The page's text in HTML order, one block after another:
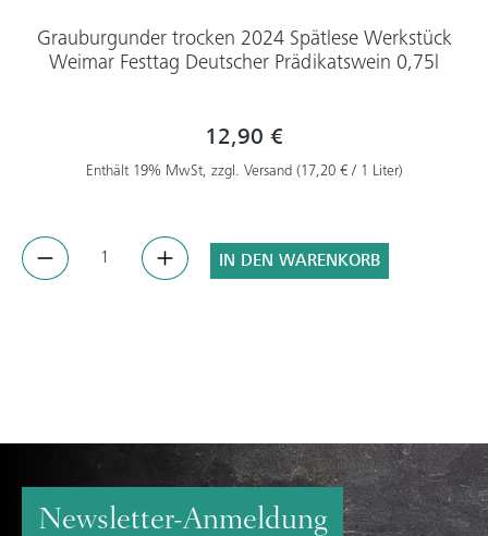
Grauburgunder trocken 2024 Spätlese Werkstück
Weimar Festtag Deutscher Prädikatswein 0,75l
12,90 €
Enthält 19% MwSt, zzgl. Versand (17,20 € / 1 Liter)
IN DEN WARENKORB
Newsletter-Anmeldung